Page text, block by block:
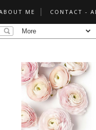
ME CONTACT -